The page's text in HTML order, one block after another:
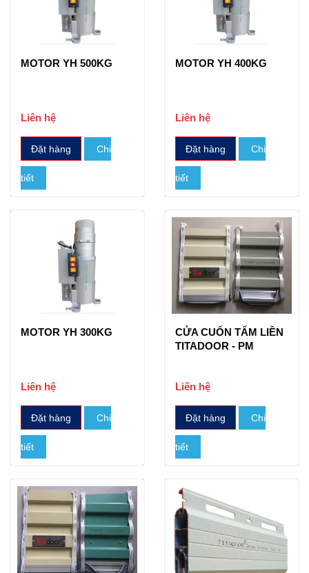
MOTOR YH 500KG
Liên hệ
Đặt hàng Chi
tiết
MOTOR YH 400KG
Liên hệ
Đặt hàng Chi
tiết
MOTOR YH 300KG
Liên hệ
Đặt hàng Chi
tiết
CỬA CUỐN TẤM LIỀN
TITADOOR - PM
Liên hệ
Đặt hàng Chi
tiết